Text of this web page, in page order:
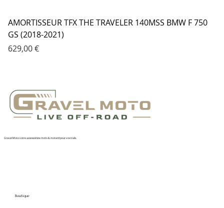
AMORTISSEUR TFX THE TRAVELER 140MSS BMW F 750
GS (2018-2021)
Prix
629,00 €
Gravel Moto votre accessoiriste moto & motard pour vos trails.
Boutique